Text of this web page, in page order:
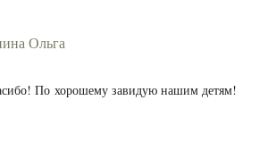
Ольга
По хорошему завидую нашим детям!